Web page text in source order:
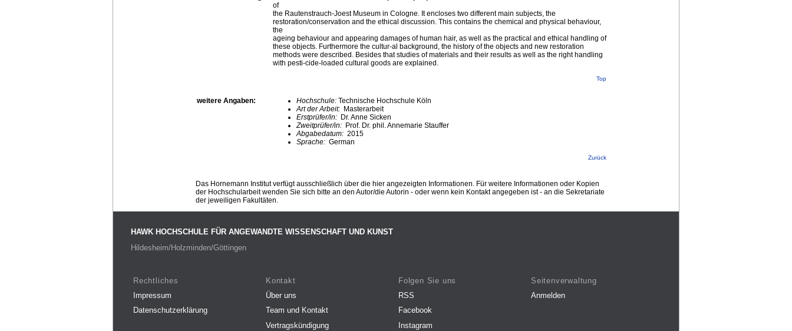
of
the Rautenstrauch-Joest Museum in Cologne. It encloses two different main subjects, the
restoration/conservation and the ethical discussion. This contains the chemical and physical behaviour,
the
ageing behaviour and appearing damages of human hair, as well as the practical and ethical handling of
these objects. Furthermore the cultur-al background, the history of the objects and new restoration
methods were described. Besides that studies of materials and their results as well as the right handling
with pesti-cide-loaded cultural goods are explained.
Top
weitere Angaben: Hochschule: Technische Hochschule Köln
Art der Arbeit: Masterarbeit
Erstprüfer/in: Dr. Anne Sicken
Zweitprüfer/in: Prof. Dr. phil. Annemarie Stauffer
Abgabedatum: 2015
Sprache: German
Zurück
Das Hornemann Institut verfügt ausschließlich über die hier angezeigten Informationen. Für weitere Informationen oder Kopien
der Hochschularbeit wenden Sie sich bitte an den Autor/die Autorin - oder wenn kein Kontakt angegeben ist - an die Sekretariate
der jeweiligen Fakultäten.
HAWK HOCHSCHULE FÜR ANGEWANDTE WISSENSCHAFT UND KUNST
Hildesheim/Holzminden/Göttingen
Rechtliches
Impressum
Datenschutzerklärung
Kontakt
Über uns
Team und Kontakt
Vertragskündigung
Folgen Sie uns
RSS
Facebook
Instagram
Seitenverwaltung
Anmelden